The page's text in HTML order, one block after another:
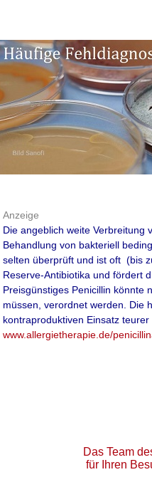
Grippe-Impfung
Immunsystem
Immunsystem
Wie in jedem Jahr
dem Winter zur
sind Senioren. Für
unangenehm,
mehr lesen
Anzeige
Die angeblich weite Verbreitung
Behandlung von bakteriell
selten überprüft und ist oft (bis
Reserve-Antibiotika und fördert
Preisgünstiges Penicillin könnte
müssen, verordnet werden. Die
kontraproduktiven Einsatz
www.allergietherapie.de/